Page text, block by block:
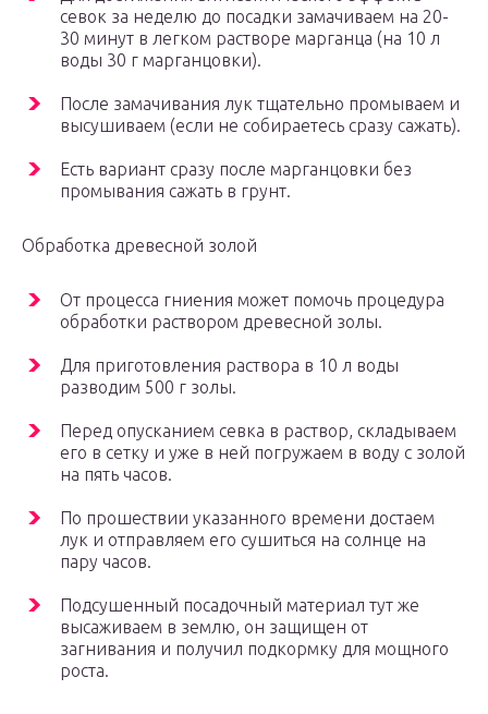
севок за неделю до посадки замачиваем на 20-
30 минут в легком растворе марганца (на 10 л
воды 30 г марганцовки).
После замачивания лук тщательно промываем и
высушиваем (если не собираетесь сразу сажать).
Есть вариант сразу после марганцовки без
промывания сажать в грунт.
Обработка древесной золой
От процесса гниения может помочь процедура
обработки раствором древесной золы.
Для приготовления раствора в 10 л воды
разводим 500 г золы.
Перед опусканием севка в раствор, складываем
его в сетку и уже в ней погружаем в воду с золой
на пять часов.
По прошествии указанного времени достаем
лук и отправляем его сушиться на солнце на
пару часов.
Подсушенный посадочный материал тут же
высаживаем в землю, он защищен от
загнивания и получил подкормку для мощного
роста.